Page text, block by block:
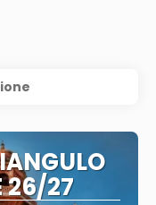
26/27